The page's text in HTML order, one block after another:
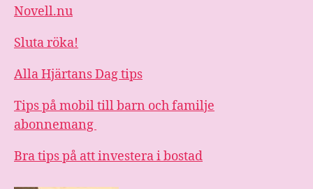
Novell.nu
Sluta röka!
Alla Hjärtans Dag tips
Tips på mobil till barn och familje
abonnemang
Bra tips på att investera i bostad